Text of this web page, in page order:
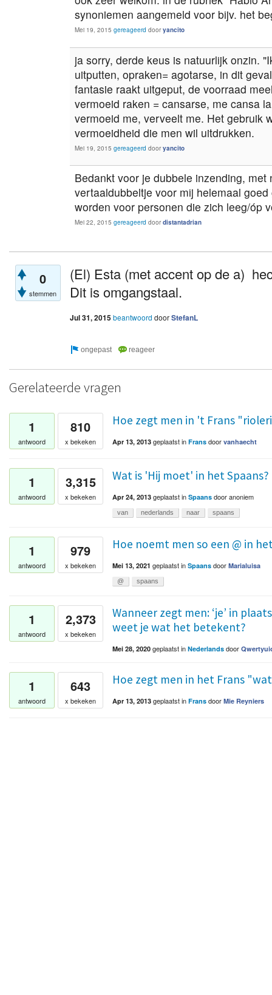
synoniemen aangemeld voor bijv. het
Mei 19, 2015 gereageerd dooryancito
ja sorry, derde keus is natuurlijk onzin.
uitputten, opraken= agotarse, in dit
fantasie raakt uitgeput, de voorraad
vermoeid raken = cansarse, me cansa
vermoeid me, verveelt me. Het gebruik
vermoeidheid die men wil uitdrukken.
Mei 19, 2015 gereageerd dooryancito
Bedankt voor je dubbele inzending,
vertaaldubbeltje voor mij helemaal
worden voor personen die zich leeg/óp
Mei 22, 2015 gereageerd doordistantadrian
0
stemmen
(El) Esta (met accent op de a)
Dit is omgangstaal.
Jul 31, 2015beantwoord doorStefanL
Gerelateerde vragen
1
antwoord
810
x bekeken
Hoe zegt men in 't Frans
Apr 13, 2013 geplaatstin Frans door vanhaecht
1
antwoord
3,315
x bekeken
Wat is 'Hij moet' in het Spaans?
Apr 24, 2013 geplaatstin Spaans dooranoniem
van nederlands naar spaans
1
antwoord
979
x bekeken
Hoe noemt men so een @ in
Mei 13, 2021 geplaatstin Spaans door Marialuisa
@ spaans
1
antwoord
2,373
x bekeken
Wanneer zegt men: ‘je’ in plaats
weet je wat het betekent?
Mei 28, 2020 geplaatstin Nederlands door
1
antwoord
643
x bekeken
Hoe zegt men in het Frans
Apr 13, 2013 geplaatstin Frans door Mie Reyniers